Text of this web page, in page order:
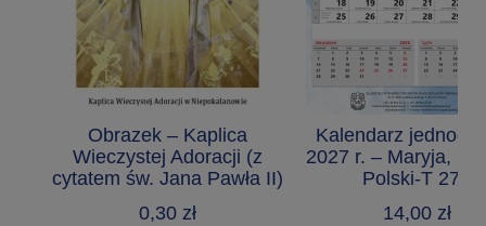
Obrazek – Kaplica
Wieczystej Adoracji (z
cytatem św. Jana Pawła II)
0,30 zł
Kalendarz
2027 r. – Maryja,
Polski-T 275
14,00 zł